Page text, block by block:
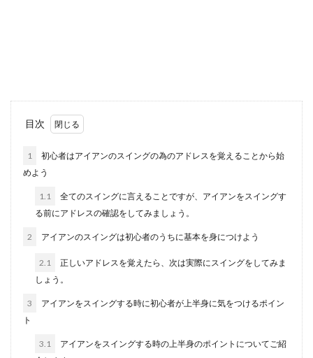
ゴルフ初心者女子はマーカーと帽子で
これからゴルフのコースに出る予定の初心者女子
初心者女子がヘッドスピードを上げる
す。ゴルフ...
目次
1
初心者はアイアンのスイングの為のアドレスを覚えることから始
めよう
1.1
全てのスイングに言えることですが、アイアンをスイングす
る前にアドレスの確認をしてみましょう。
2 アイアンのスイングは初心者のうちに基本を身につけよう
2.1
正しいアドレスを覚えたら、次は実際にスイングをしてみま
しょう。
3
アイアンをスイングする時に初心者が上半身に気をつけるポイン
ト
3.1
アイアンをスイングする時の上半身のポイントについてご紹